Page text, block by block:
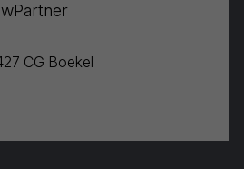
CG Boekel